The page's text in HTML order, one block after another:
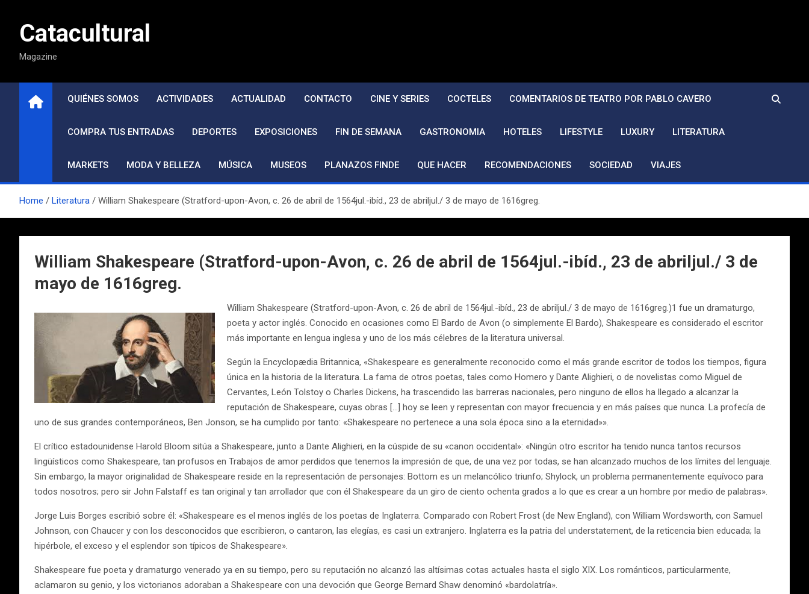
contenidoCatacultural
Magazine
QUIÉNES SOMOS ACTIVIDADES ACTUALIDAD CONTACTO CINE Y SERIES COCTELES COMENTARIOS DE TEATRO POR PABLO CAVERO
COMPRA TUS ENTRADAS DEPORTES EXPOSICIONES FIN DE SEMANA GASTRONOMIA HOTELES LIFESTYLE LUXURY LITERATURA
MARKETS MODA Y BELLEZA MÚSICA MUSEOS PLANAZOS FINDE QUE HACER RECOMENDACIONES SOCIEDAD VIAJES
Home Literatura William Shakespeare (Stratford-upon-Avon, c. 26 de abril de 1564jul.-ibíd., 23 de abriljul./ 3 de mayo de 1616greg.
William Shakespeare (Stratford-upon-Avon, c. 26 de abril de 1564jul.-ibíd., 23 de abriljul./ 3 de
mayo de 1616greg.
William Shakespeare (Stratford-upon-Avon, c. 26 de abril de 1564jul.-ibíd., 23 de abriljul./ 3 de mayo de 1616greg.)1 fue un dramaturgo,
poeta y actor inglés. Conocido en ocasiones como El Bardo de Avon (o simplemente El Bardo), Shakespeare es considerado el escritor
más importante en lengua inglesa y uno de los más célebres de la literatura universal.
Según la Encyclopædia Britannica, «Shakespeare es generalmente reconocido como el más grande escritor de todos los tiempos, figura
única en la historia de la literatura. La fama de otros poetas, tales como Homero y Dante Alighieri, o de novelistas como Miguel de
Cervantes, León Tolstoy o Charles Dickens, ha trascendido las barreras nacionales, pero ninguno de ellos ha llegado a alcanzar la
reputación de Shakespeare, cuyas obras […] hoy se leen y representan con mayor frecuencia y en más países que nunca. La profecía de
uno de sus grandes contemporáneos, Ben Jonson, se ha cumplido por tanto: «Shakespeare no pertenece a una sola época sino a la eternidad»».
El crítico estadounidense Harold Bloom sitúa a Shakespeare, junto a Dante Alighieri, en la cúspide de su «canon occidental»: «Ningún otro escritor ha tenido nunca tantos recursos
lingüísticos como Shakespeare, tan profusos en Trabajos de amor perdidos que tenemos la impresión de que, de una vez por todas, se han alcanzado muchos de los límites del lenguaje.
Sin embargo, la mayor originalidad de Shakespeare reside en la representación de personajes: Bottom es un melancólico triunfo; Shylock, un problema permanentemente equívoco para
todos nosotros; pero sir John Falstaff es tan original y tan arrollador que con él Shakespeare da un giro de ciento ochenta grados a lo que es crear a un hombre por medio de palabras».
Jorge Luis Borges escribió sobre él: «Shakespeare es el menos inglés de los poetas de Inglaterra. Comparado con Robert Frost (de New England), con William Wordsworth, con Samuel
Johnson, con Chaucer y con los desconocidos que escribieron, o cantaron, las elegías, es casi un extranjero. Inglaterra es la patria del understatement, de la reticencia bien educada; la
hipérbole, el exceso y el esplendor son típicos de Shakespeare».
Shakespeare fue poeta y dramaturgo venerado ya en su tiempo, pero su reputación no alcanzó las altísimas cotas actuales hasta el siglo XIX. Los románticos, particularmente,
aclamaron su genio, y los victorianos adoraban a Shakespeare con una devoción que George Bernard Shaw denominó «bardolatría».